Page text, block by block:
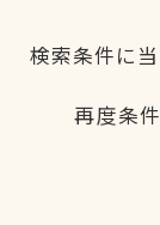
検索条件に
再度条